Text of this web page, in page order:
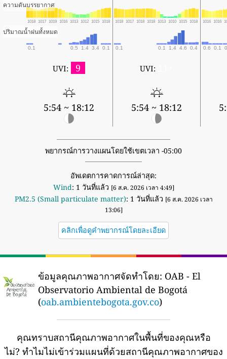
ความดันบรรยากาศ
1018 1017 1019 1016 1013 1012 1015 1018 1018 1017 1018 1018 1013 1010 1015 1018 1016 1016
ปริมาณน้ำฝนทั้งหมด
0.1 0.5 1.4 3.4 0.1 0.1 0.1 1.4 4.6 0.4 0.6 0.1
UVI: 9
5:54 ~ 18:12
UVI:
5:54 ~ 18:12
พยากรณ์การวางแผนโดยใช้เขตเวลา -05:00
อัพเดตการคาดการณ์ล่าสุด:
Wind: 1 วันที่แล้ว [6 ส.ค. 2026 เวลา 4:49]
PM2.5 (Small particulate matter): 1 วันที่แล้ว [6 ส.ค. 2026 เวลา
13:06]
คลิกเพื่อดูคำพยากรณ์โดยละเอียด
ข้อมูลคุณภาพอากาศจัดทำโดย: OAB - El
Observatorio Ambiental de Bogotá
(oab.ambientebogota.gov.co)
คุณทราบสถานีคุณภาพอากาศในพื้นที่ของคุณหรือ
ไม่? ทำไมไม่เข้าร่วมแผนที่ด้วยสถานีคุณภาพอากาศของ